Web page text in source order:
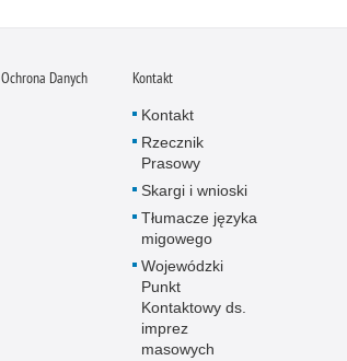
Ochrona Danych Kontakt
Kontakt
Rzecznik
Prasowy
Skargi i wnioski
Tłumacze języka
migowego
Wojewódzki
Punkt
Kontaktowy ds.
imprez
masowych